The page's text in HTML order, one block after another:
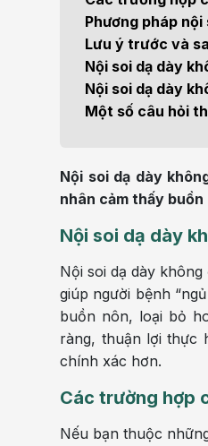
Tiêu
Cấp
cực
Phương pháp
Lưu ý trước và
Nội soi dạ dày
Nội soi dạ dày
Một số câu hỏi
Nội soi dạ dày
nhân cảm thấy
Nội soi dạ dày
Nội soi dạ dày
giúp người bệnh
buồn nôn, loại bỏ
ràng, thuận lợi thực
chính xác hơn.
Các trường hợp
Nếu bạn thuộc